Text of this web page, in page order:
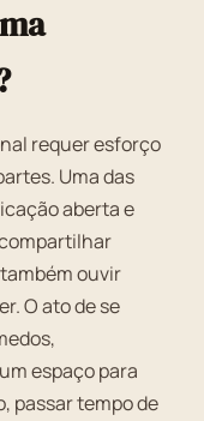
requer esforço
Uma das
aberta e
ouvir
O ato de se
espaço para
passar tempo de